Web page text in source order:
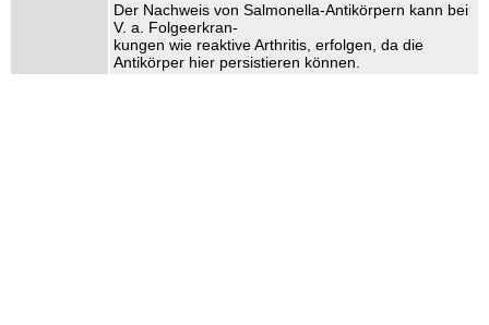
Der Nachweis von Salmonella-Antikörpern kann bei
V. a. Folgeerkran-
kungen wie reaktive Arthritis, erfolgen, da die
Antikörper hier persistieren können.